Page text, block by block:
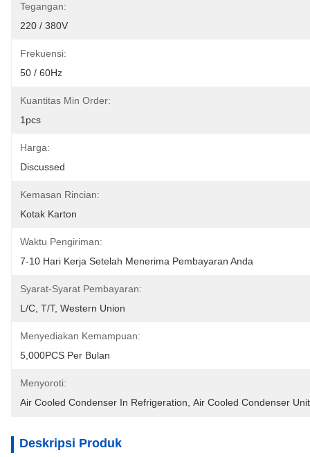
Tegangan:
220 / 380V
Frekuensi:
50 / 60Hz
Kuantitas Min Order:
1pcs
Harga:
Discussed
Kemasan Rincian:
Kotak Karton
Waktu Pengiriman:
7-10 Hari Kerja Setelah Menerima Pembayaran Anda
Syarat-Syarat Pembayaran:
L/C, T/T, Western Union
Menyediakan Kemampuan:
5,000PCS Per Bulan
Menyoroti:
Air Cooled Condenser In Refrigeration Air Cooled Condenser Unit
Deskripsi Produk